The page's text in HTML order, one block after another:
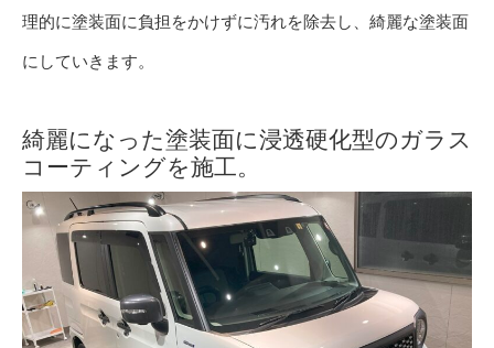
理的に塗装面に負担をかけずに汚れを除去し、綺麗な塗装面
にしていきます。
綺麗になった塗装面に浸透硬化型のガラス
コーティングを施工。